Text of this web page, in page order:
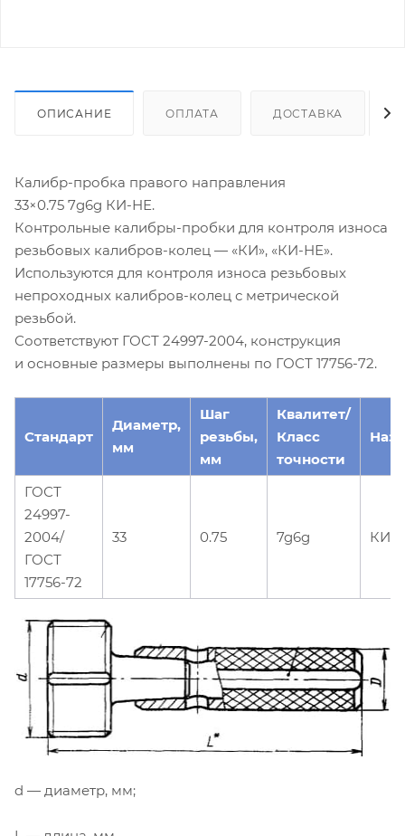
ОПИСАНИЕ ОПЛАТА ДОСТАВКА
Калибр-пробка правого направления
33×0.75 7g6g КИ-НЕ.
Контрольные калибры-пробки для контроля износа
резьбовых калибров-колец — «КИ», «КИ-НЕ».
Используются для контроля износа резьбовых
непроходных калибров-колец с метрической
резьбой.
Соответствуют ГОСТ 24997-2004, конструкция
и основные размеры выполнены по ГОСТ 17756-72.
Стандарт
Диаметр,
мм
Шаг
резьбы,
мм
Квалитет/
Класс
точности
ГОСТ
24997-
2004/
ГОСТ
17756-72
33 0.75 7g6g КИ-
d — диаметр, мм;